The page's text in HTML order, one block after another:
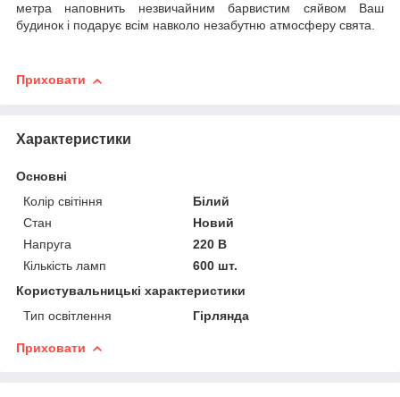
метра наповнить незвичайним барвистим сяйвом Ваш
будинок і подарує всім навколо незабутню атмосферу свята.
Приховати
Характеристики
Основні
Колір світіння
Білий
Стан
Новий
Напруга
220 В
Кількість ламп
600 шт.
Користувальницькі характеристики
Тип освітлення
Гірлянда
Приховати